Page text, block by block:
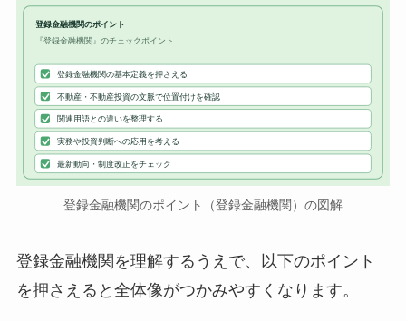
登録金融機関のポイント
『登録金融機関』のチェックポイント
登録金融機関の基本定義を押さえる
不動産・不動産投資の文脈で位置付けを確認
関連用語との違いを整理する
実務や投資判断への応用を考える
最新動向・制度改正をチェック
登録金融機関のポイント（登録金融機関）の図解
登録金融機関を理解するうえで、以下のポイント
を押さえると全体像がつかみやすくなります。